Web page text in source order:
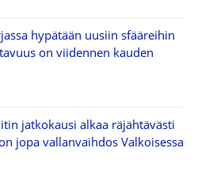
hypätään uusiin sfääreihin
on viidennen kauden
jatkokausi alkaa räjähtävästi
jopa vallanvaihdos Valkoisessa